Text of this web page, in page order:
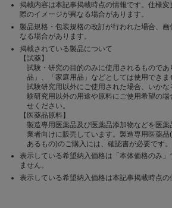
掲載内容は本記事掲載時点の情報です。仕様
際のイメージが異なる場合があります。
製品規格・包装規格の改訂が行われた場合、
なる場合があります。
掲載されている製品について
【試薬】
試験・研究の目的のみに使用されるもので
品」、「家庭用品」などとしては使用できま
試験研究用以外にご使用された場合、いか
験研究用以外の用途や原料にご使用希望の
せください。
【医薬品原料】
製造専用医薬品及び医薬品添加物などを医
業者向けに販売しています。製造専用医薬
あるもの)のご購入には、確認書が必要です。
表示している希望納入価格は「本体価格のみ」
ません。
表示している希望納入価格は本記事掲載時点の